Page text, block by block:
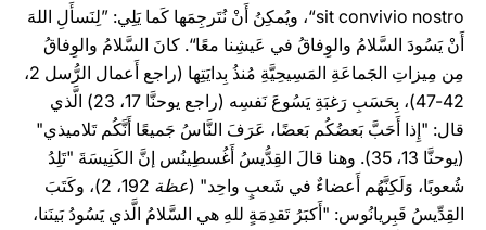
sit convivio nostro“، ويُمكِنُ أَنْ نُتَرجِمَها كَما يَلِي: ”لِنَسأَلِ اللهَ
أَنْ يَسُودَ السَّلامُ والوِفاقُ في عَيشِنا معًا“. كانَ السَّلامُ والوِفاقُ
مِن مِيزاتِ الجَماعَةِ المَسِيحِيَّةِ مُنذُ بِدايَتِها (راجع أَعمال الرُّسل 2،
42-47)، بِحَسَبِ رَغبَةِ يَسُوعَ نَفسِه (راجع يوحنَّا 17، 23) الَّذي
قال: "إِذا أَحَبَّ بَعضُكُم بَعضًا، عَرَفَ النَّاسُ جَميعًا أَنَّكُم تَلاميذي"
(يوحنَّا 13، 35). وهنا قالَ القِدُّيسُ أَغُسطِينُس إنَّ الكَنِيسَةَ "تَلِدُ
شُعوبًا، وَلَكِنَّهُم أَعضاءٌ في شَعبٍ واحِد" (عظة
192، 2)، وكَتَبَ
القِدِّيسُ قَبِريانُوس: "أَكبَرُ تَقدِمَةٍ للهِ هي السَّلامُ الَّذي يَسُودُ بَينَنا،